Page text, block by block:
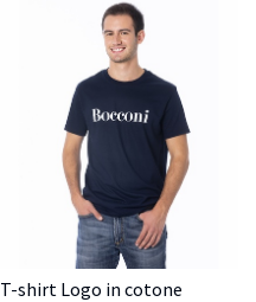
T-shirt Logo in cotone